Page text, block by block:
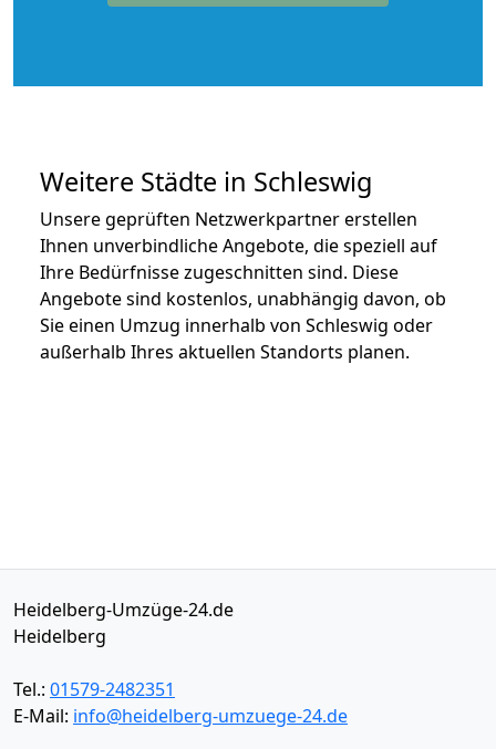
Weitere Städte in Schleswig
Unsere geprüften Netzwerkpartner erstellen
Ihnen unverbindliche Angebote, die speziell auf
Ihre Bedürfnisse zugeschnitten sind. Diese
Angebote sind kostenlos, unabhängig davon, ob
Sie einen Umzug innerhalb von Schleswig oder
außerhalb Ihres aktuellen Standorts planen.
Heidelberg-Umzüge-24.de
Heidelberg
Tel.: 01579-2482351
E-Mail: info@heidelberg-umzuege-24.de